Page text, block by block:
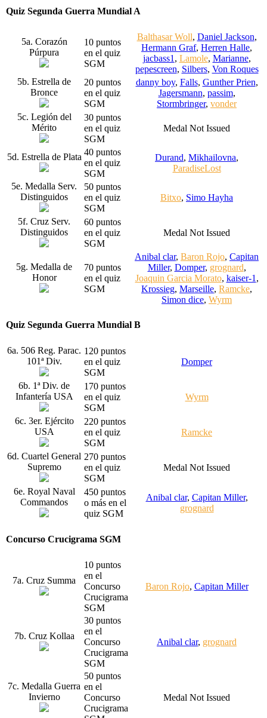
Quiz Segunda Guerra Mundial A
5a. Corazón
Púrpura
10 puntos
en el quiz
SGM
Balthasar Woll, Daniel Jackson,
Hermann Graf, Herren Halle,
jacbass1 , Lamole, Marianne,
pepescreen, Silbers, Von Roques
5b. Estrella de
Bronce
20 puntos
en el quiz
SGM
danny boy, Falls, Gunther Prien,
Jagersmann, passim,
Stormbringer, vonder
5c. Legión del
Mérito
30 puntos
en el quiz
SGM
Medal Not Issued
5d. Estrella de Plata 40 puntos
en el quiz
SGM
Durand, Mikhailovna,
ParadiseLost
5e. Medalla Serv.
Distinguidos
50 puntos
en el quiz
SGM
Bitxo, Simo Hayha
5f. Cruz Serv.
Distinguidos
60 puntos
en el quiz
SGM
Medal Not Issued
5g. Medalla de
Honor
70 puntos
en el quiz
SGM
Anibal clar, Baron Rojo, Capitan
Miller, Domper, grognard,
Joaquin Garcia Morato, kaiser-1 ,
Krossieg, Marseille, Ramcke,
Simon dice, Wyrm
Quiz Segunda Guerra Mundial B
6a. 506 Reg. Parac.
101ª Div.
120 puntos
en el quiz
SGM
Domper
6b. 1ª Div. de
Infantería USA
170 puntos
en el quiz
SGM
Wyrm
6c. 3er. Ejército
USA
220 puntos
en el quiz
SGM
Ramcke
6d. Cuartel General
Supremo
270 puntos
en el quiz
SGM
Medal Not Issued
6e. Royal Naval
Commandos
450 puntos
o más en el
quiz SGM
Anibal clar, Capitan Miller,
grognard
Concurso Crucigrama SGM
7a. Cruz Summa
10 puntos
en el
Concurso
Crucigrama
SGM
Baron Rojo, Capitan Miller
7b. Cruz Kollaa
30 puntos
en el
Concurso
Crucigrama
SGM
Anibal clar, grognard
7c. Medalla Guerra
Invierno
50 puntos
en el
Concurso
Crucigrama
Medal Not Issued